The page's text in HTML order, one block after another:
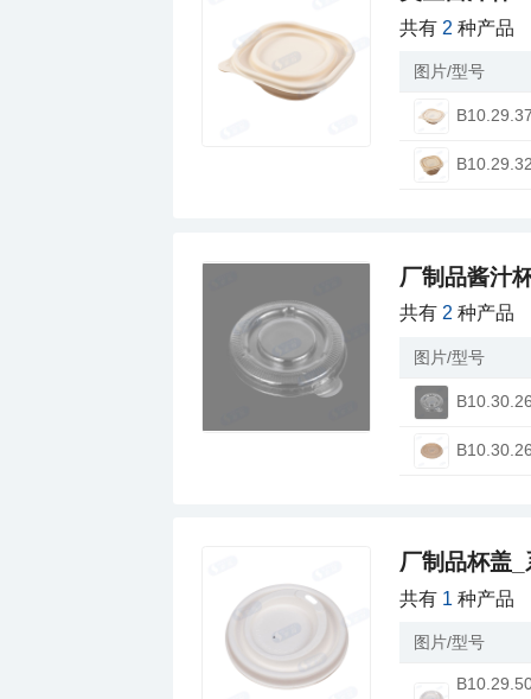
共有 2 种产品
图片/型号
厂制品酱汁
共有2 种产品
图片/型号
厂制品杯盖
共有 1 种产品
图片/型号